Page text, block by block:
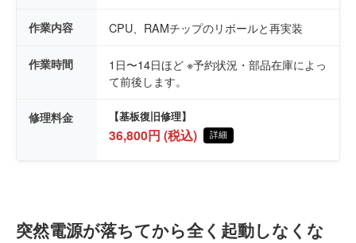
作業内容 CPU、RAMチップのリボールと再実装
作業時間
1日〜14日ほど ※予約状況・部品在庫によっ
て前後します。
修理料金 【基板復旧修理】
36,800円 (税込) 詳細
突然電源が落ちてから全く起動しなくな